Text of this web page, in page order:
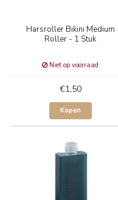
Harsroller Bikini Medium
Roller - 1 Stuk
Niet op voorraad
€1,50
Kopen